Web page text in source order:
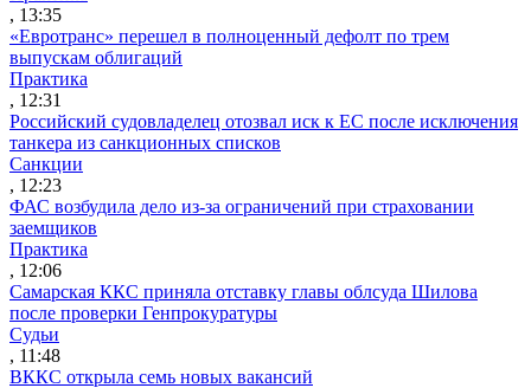
, 13:35
«Евротранс» перешел в полноценный дефолт по трем
выпускам облигаций
Практика
, 12:31
Российский судовладелец отозвал иск к ЕС после исключения
танкера из санкционных списков
Санкции
, 12:23
ФАС возбудила дело из-за ограничений при страховании
заемщиков
Практика
, 12:06
Самарская ККС приняла отставку главы облсуда Шилова
после проверки Генпрокуратуры
Судьи
, 11:48
ВККС открыла семь новых вакансий